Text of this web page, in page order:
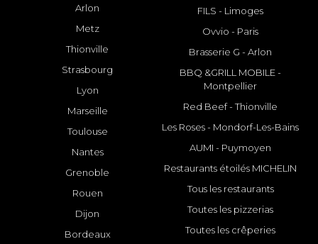
Arlon
Metz
Thionville
Strasbourg
Lyon
Marseille
Toulouse
Nantes
Grenoble
Rouen
Dijon
Bordeaux
FILS - Limoges
Ovvio - Paris
Brasserie G - Arlon
BBQ &GRILL MOBILE -
Montpellier
Red Beef - Thionville
Les Roses - Mondorf-Les-Bains
AUMI - Puymoyen
Restaurants étoilés MICHELIN
Tous les restaurants
Toutes les pizzerias
Toutes les crêperies